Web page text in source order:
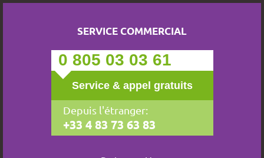
SERVICE COMMERCIAL
0 805 03 03 61
Service & appel gratuits
Depuis l'étranger:
+33 4 83 73 63 83